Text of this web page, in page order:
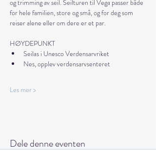
og trimming av seil. Seilturen til Vega passer både
for hele familien, store og små, og for deg som
reiser alene eller om dere er et par.
HØYDEPUNKT
Seilas i Unesco Verdensarvriket
Nes, opplev verdensarvsenteret
Les mer >
Dele denne eventen